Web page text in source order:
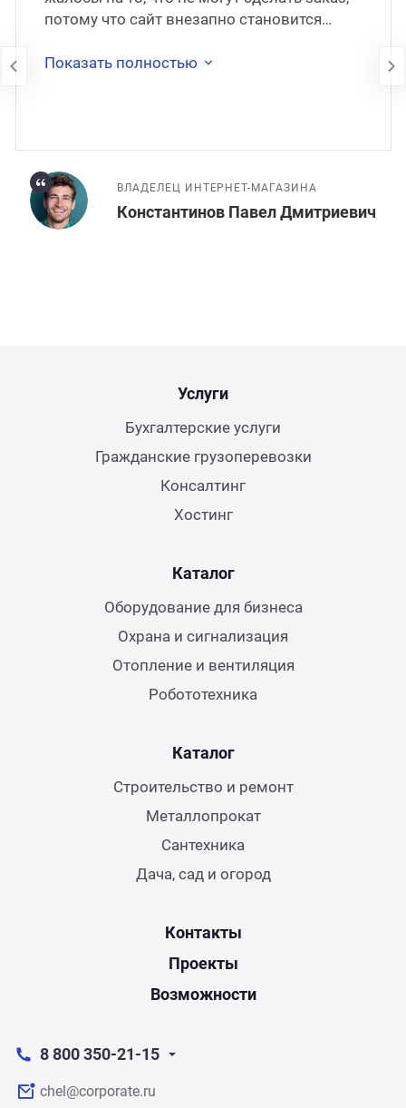
потому что сайт внезапно становится
перенесён на
Показать полностью
ВЛАДЕЛЕЦ ИНТЕРНЕТ-МАГАЗИНА
Константинов Павел Дмитриевич
Услуги
Бухгалтерские услуги
Гражданские грузоперевозки
Консалтинг
Хостинг
Каталог
Оборудование для бизнеса
Охрана и сигнализация
Отопление и вентиляция
Робототехника
Каталог
Строительство и ремонт
Металлопрокат
Сантехника
Дача, сад и огород
Контакты
Проекты
Возможности
8 800 350-21-15
chel@corporate.ru